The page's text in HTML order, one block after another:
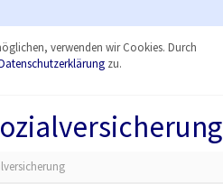
verwenden wir Cookies. Durch
zu.